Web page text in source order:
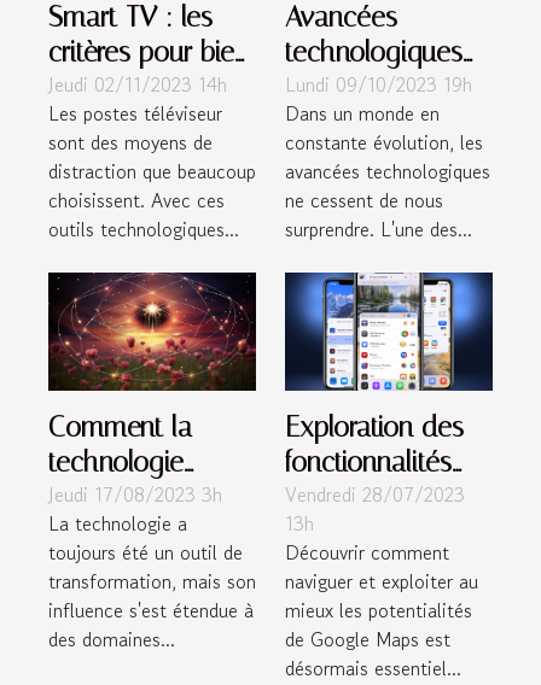
Smart TV : les
critères pour bien
choisir ?
Jeudi 02/11/2023 14h
Les postes téléviseur
sont des moyens de
distraction que beaucoup
choisissent. Avec ces
outils technologiques...
Avancées
technologiques
en 2023: Les
machines de
stimulation orale
Lundi 09/10/2023 19h
Dans un monde en
constante évolution, les
avancées technologiques
ne cessent de nous
surprendre. L'une des...
Comment la
technologie
influence-t-elle la
voyance dans les
domaines de
l'amour et au-
delà
Jeudi 17/08/2023 3h
La technologie a
toujours été un outil de
transformation, mais son
influence s'est étendue à
des domaines...
Exploration des
fonctionnalités
avancées de
Google Maps
Vendredi 28/07/2023
13h
Découvrir comment
naviguer et exploiter au
mieux les potentialités
de Google Maps est
désormais essentiel...